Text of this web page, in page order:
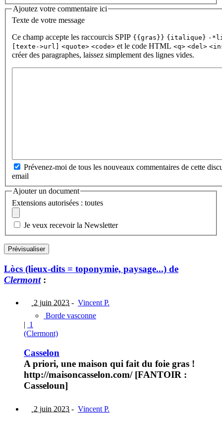
Ajoutez votre commentaire ici
Texte de votre message
Ce champ accepte les raccourcis SPIP {{gras}} {italique} -
[texte->url]
<quote> <code> et le code HTML <q> <del>
créer des paragraphes, laissez simplement des lignes vides.
Prévenez-moi de tous les nouveaux commentaires de cette
email
Ajouter un document
Extensions autorisées : toutes
Je veux recevoir la Newsletter
Lòcs (lieux-dits = toponymie, paysage...) de
Clermont:
2 juin 2023 - Vincent P.
Borde vasconne
| 1
(Clermont)
Casselon
A priori, une maison qui fait du foie gras !
http://maisoncasselon.com/ [FANTOIR :
Casseloun]
2 juin 2023 - Vincent P.